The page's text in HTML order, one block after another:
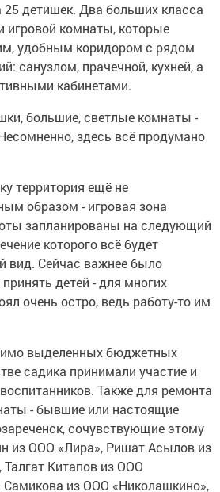
детишек. Два больших класса
игровой комнаты, которые
удобным коридором с рядом
санузлом, прачечной, кухней, а
кабинетами.
большие, светлые комнаты -
здесь всё продумано
территория ещё не
образом - игровая зона
запланированы на следующий
которого всё будет
вид. Сейчас важнее было
детей - для многих
очень остро, ведь работу-то им
выделенных бюджетных
садика принимали участие и
Также для ремонта
- бывшие или настоящие
сочувствующие этому
из ООО «Лира», Ришат Асылов из
Китапов из ООО
Самикова из ООО «Николашкино»,